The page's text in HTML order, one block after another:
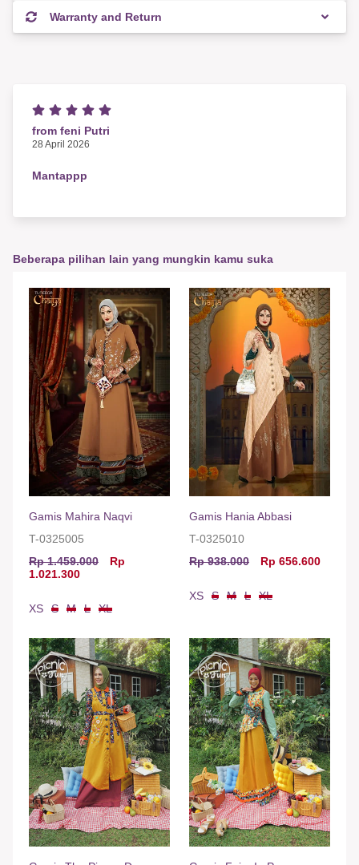
Warranty and Return
from feni Putri
28 April 2026
Mantappp
Beberapa pilihan lain yang mungkin kamu suka
Gamis Mahira Naqvi
T-0325005
Rp 1.459.000
Rp
1.021.300
XS S M L XL
Gamis Hania Abbasi
T-0325010
Rp 938.000
Rp 656.600
XS S M L XL